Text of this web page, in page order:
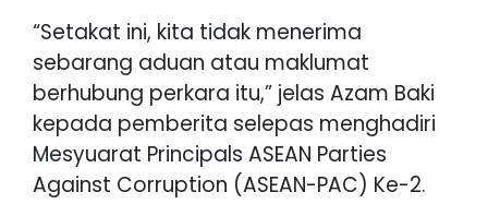
“Setakat ini, kita tidak menerima
sebarang aduan atau maklumat
berhubung perkara itu,” jelas Azam Baki
kepada pemberita selepas menghadiri
Mesyuarat Principals ASEAN Parties
Against Corruption (ASEAN-PAC) Ke-2.